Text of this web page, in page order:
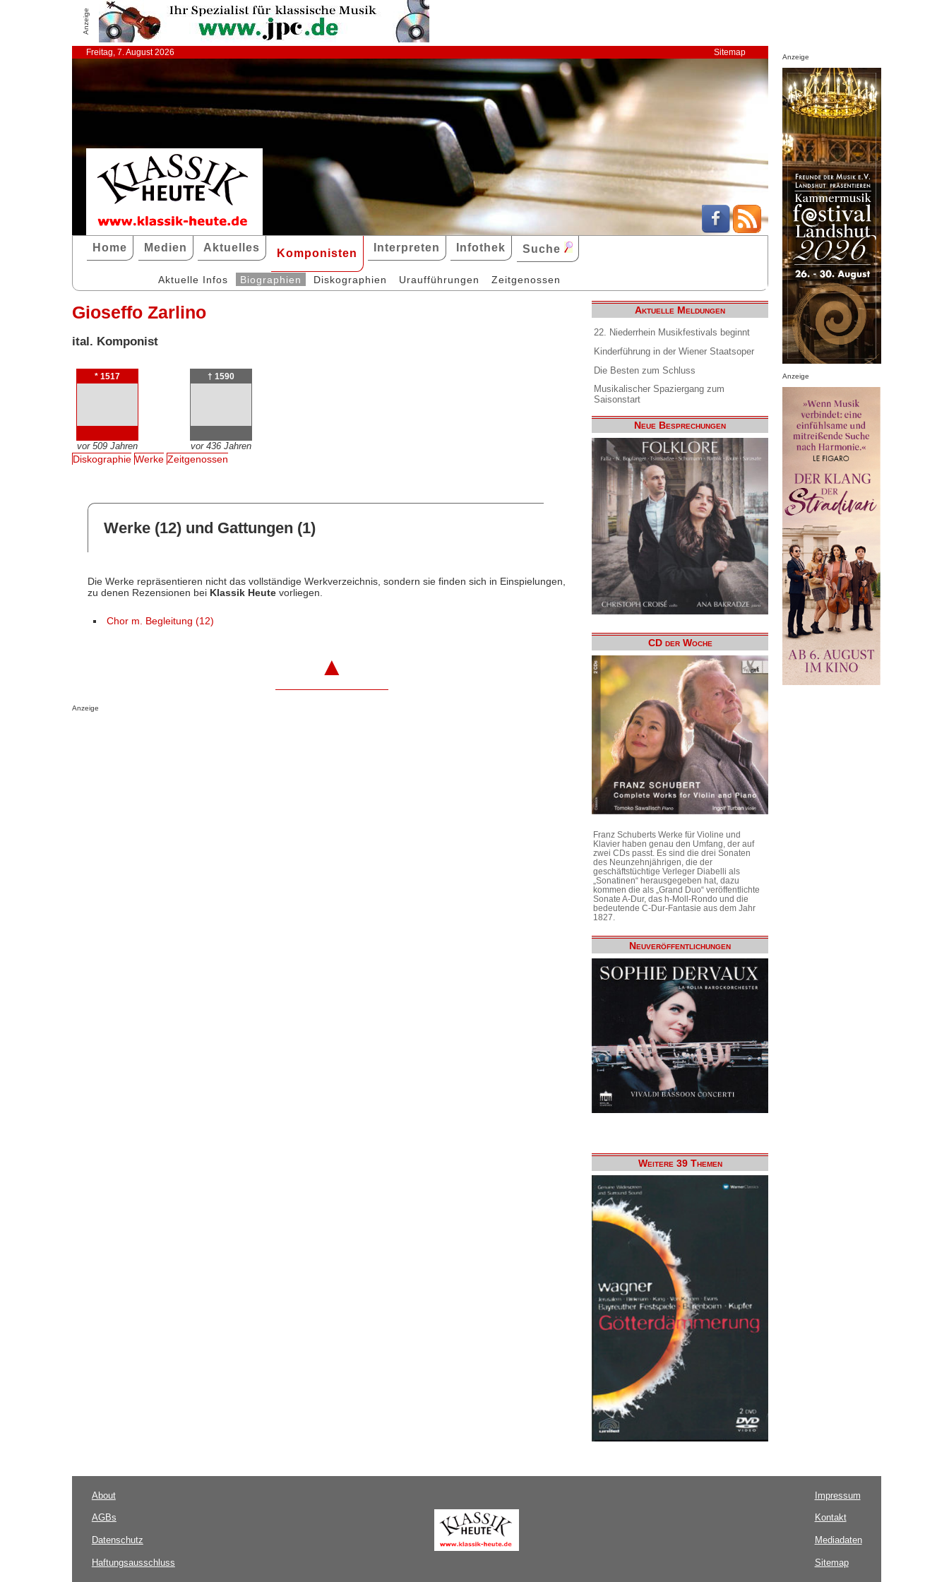
Anzeige
Freitag, 7. August 2026 Sitemap
Home Medien Aktuelles Komponisten Interpreten Infothek Suche
Aktuelle Infos Biographien Diskographien Uraufführungen Zeitgenossen
Gioseffo Zarlino
ital. Komponist
* 1517
vor 509 Jahren
† 1590
vor 436 Jahren
Diskographie Werke Zeitgenossen
Werke (12) und Gattungen (1)
Die Werke repräsentieren nicht das vollständige Werkverzeichnis, sondern sie finden sich in Einspielungen,
zu denen Rezensionen bei Klassik Heutevorliegen.
Chor m. Begleitung (12)
▲
Anzeige
Aktuelle Meldungen
22. Niederrhein Musikfestivals beginnt
Kinderführung in der Wiener Staatsoper
Die Besten zum Schluss
Musikalischer Spaziergang zum
Saisonstart
Neue Besprechungen
CD der Woche
Franz Schuberts Werke für Violine und
Klavier haben genau den Umfang, der auf
zwei CDs passt. Es sind die drei Sonaten
des Neunzehnjährigen, die der
geschäftstüchtige Verleger Diabelli als
„Sonatinen“ herausgegeben hat, dazu
kommen die als „Grand Duo“ veröffentlichte
Sonate A-Dur, das h-Moll-Rondo und die
bedeutende C-Dur-Fantasie aus dem Jahr
1827.
Neuveröffentlichungen
Weitere 39 Themen
Anzeige
Anzeige
About
AGBs
Datenschutz
Haftungsausschluss
Impressum
Kontakt
Mediadaten
Sitemap